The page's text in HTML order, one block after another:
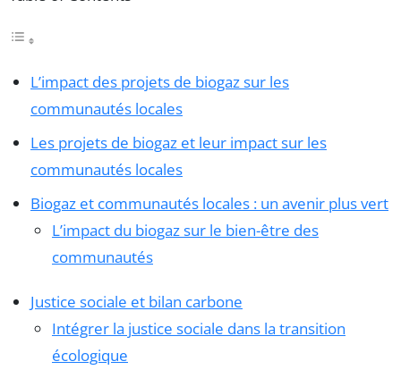
L’impact des projets de biogaz sur les
communautés locales
Les projets de biogaz et leur impact sur les
communautés locales
Biogaz et communautés locales : un avenir plus vert
L’impact du biogaz sur le bien-être des
communautés
Justice sociale et bilan carbone
Intégrer la justice sociale dans la transition
écologique